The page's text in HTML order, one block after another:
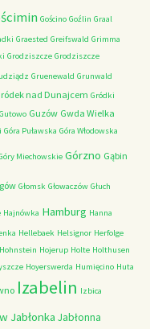
Gościno Goźlin Graal
Graested Greifswald Grimma
Grodziszcze Grodziszcze
Gruenewald Grunwald
nad Dunajcem Gródki
Gutowo Guzów Gwda Wielka
Góra Puławska Góra Włodowska
Miechowskie Górzno Gąbin
Głomsk Głowaczów Głuch
Hajnówka Hamburg Hanna
Hellebaek Helsignor Herfolge
Hohnstein Hojerup Holte Holthusen
Hoyerswerda Humięcino Huta
Izabelin Izbica
Jabłonka Jabłonna